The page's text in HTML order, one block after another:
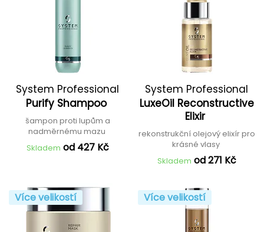
System Professional
Purify Shampoo
šampon proti lupům a
nadměrnému mazu
Skladem od 427 Kč
System Professional
LuxeOil Reconstructive
Elixir
rekonstrukční olejový elixír pro
krásné vlasy
Skladem od 271 Kč
Více velikostí Více velikostí